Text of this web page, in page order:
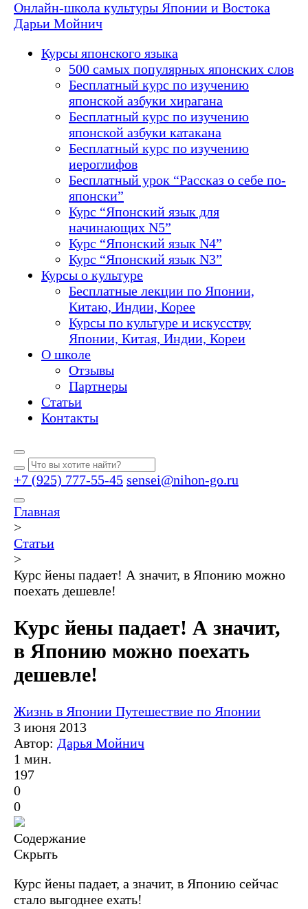
Онлайн-школа культуры Японии и Востока
Дарьи Мойнич
Курсы японского языка
500 самых популярных японских слов
Бесплатный курс по изучению
японской азбуки хирагана
Бесплатный курс по изучению
японской азбуки катакана
Бесплатный курс по изучению
иероглифов
Бесплатный урок “Рассказ о себе по-
японски”
Курс “Японский язык для
начинающих N5”
Курс “Японский язык N4”
Курс “Японский язык N3”
Курсы о культуре
Бесплатные лекции по Японии,
Китаю, Индии, Корее
Курсы по культуре и искусству
Японии, Китая, Индии, Кореи
О школе
Отзывы
Партнеры
Статьи
Контакты
+7 (925) 777-55-45 sensei@nihon-go.ru
Главная
>
Статьи
>
Курс йены падает! А значит, в Японию можно
поехать дешевле!
Курс йены падает! А значит,
в Японию можно поехать
дешевле!
Жизнь в Японии Путешествие по Японии
3 июня 2013
Автор: Дарья Мойнич
1 мин.
197
0
0
Содержание
Скрыть
Курс йены падает, а значит, в Японию сейчас
стало выгоднее ехать!